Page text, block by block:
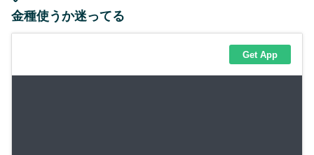
金種使うか迷ってる